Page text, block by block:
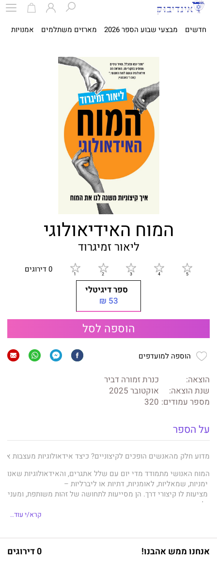
חדשים מבצעי שבוע הספר 2026 מארזים משתלמים אמנויות
המוח האידיאולוגי
ליאור זמיגרוד
0 דירוגים
ספר דיגיטלי
53 ₪
הוספה לסל
הוספה למועדפים
הוצאה:
כנרת זמורה דביר
שנת הוצאה:
אוקטובר 2025
מספר עמודים: 320
על הספר
מדוע חלק מהאנשים הופכים לקיצוניים? כיצד אידאולוגיות מעצבות
המוח האנושי מתמודד מדי יום עם שלל אתגרים, והאידאולוגיות שאנו
ימניות, שמאליות, לאומניות, דתיות או ליברליות –
מציעות לו קיצורי דרך. הן מסייעות לתחושה של זהות משותפת,
ולרגישים פחות.
בהסתמך על מחקרה פורץ הדרך, חושפת ד"ר ליאור זמיגרוד את
המוח האידאולוגי הוא ספר חיוני לקריאה בעולם המקוטב של ימינו,
ד"ר ליאור זמיגרוד היא מדענית עטורת פרסים וחלוצה בתחום מדעי המוח הפוליטיים. היא למדה
קרא/י עוד..
אנחנו ממש אהבנו! 0 דירוגים